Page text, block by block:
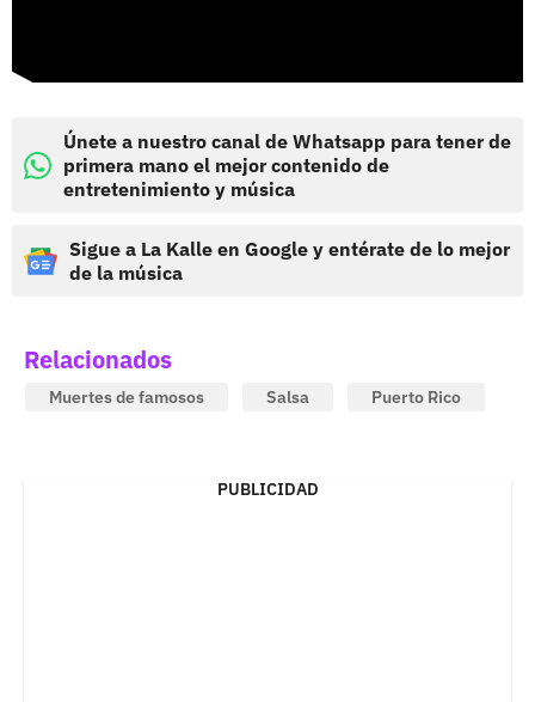
Únete a nuestro canal de Whatsapp para tener de
primera mano el mejor contenido de
entretenimiento y música
Sigue a La Kalle en Google y entérate de lo mejor
de la música
Relacionados
Muertes de famosos Salsa Puerto Rico
PUBLICIDAD